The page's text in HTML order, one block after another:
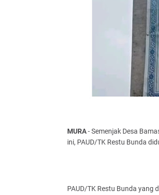
MURA- Semenjak Desa
ini, PAUD/TK Restu Bunda
PAUD/TK Restu Bunda yang